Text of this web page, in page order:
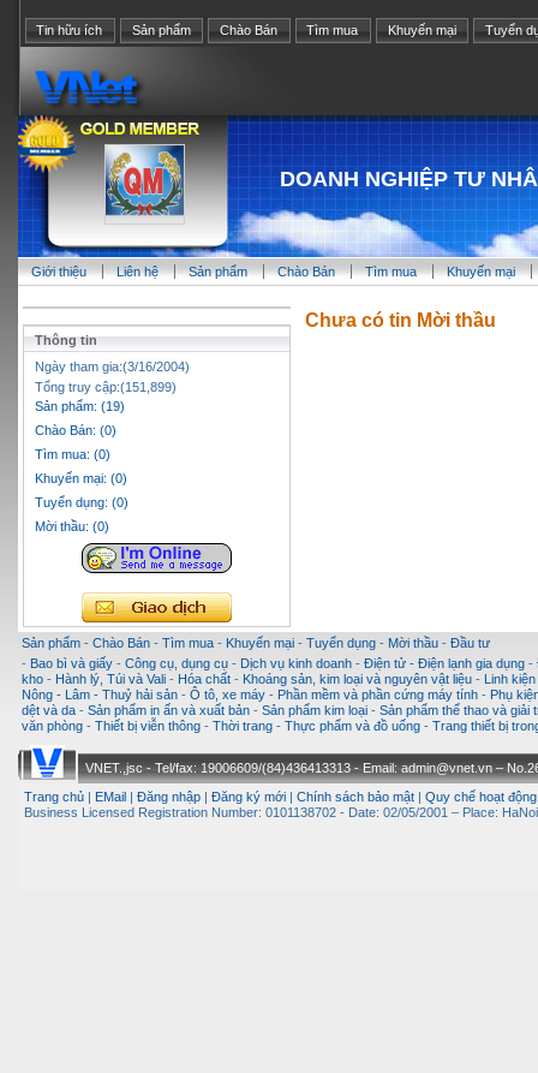
Tin hữu ích Sản phẩm Chào Bán Tìm mua Khuyến mại Tuyển
DOANH NGHIỆP TƯ
Giới thiệu Liên hệ Sản phẩm Chào Bán Tìm mua Khuyến mại
Thông tin
Ngày tham gia:(3/16/2004)
Tổng truy cập:(151,899)
Sản phẩm: (19)
Chào Bán: (0)
Tìm mua: (0)
Khuyến mại: (0)
Tuyển dụng: (0)
Mời thầu: (0)
Chưa có tin Mời thầu
Sản phẩm - Chào Bán - Tìm mua - Khuyến mại - Tuyển dụng - Mời thầu - Đầu tư
- Bao bì và giấy - Công cụ, dụng cụ - Dịch vụ kinh doanh - Điện tử - Điện lạnh gia dụng -
kho - Hành lý, Túi và Vali - Hóa chất - Khoáng sản, kim loại và nguyên vật liệu -
Linh
Nông - Lâm - Thuỷ hải sản - Ô tô, xe máy - Phần mềm và phần cứng máy tính - Phụ
dệt và da - Sản phẩm in ấn và xuất bản - Sản phẩm kim loại - Sản phẩm thể thao và giải
văn phòng - Thiết bị viễn thông - Thời trang - Thực phẩm và đồ uống - Trang thiết bị
VNET.,jsc - Tel/fax: 19006609/(84)436413313 - Email: admin@vnet.vn –
Trang chủ
EMail Đăng nhập Đăng ký mới Chính sách bảo mật Quy chế hoạt động
Business Licensed Registration Number: 0101138702 - Date: 02/05/2001 – Place: